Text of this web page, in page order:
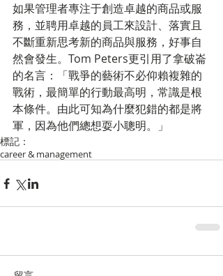
如果管理者專注于創造卓越的商品或服
務，並聘用卓越的員工來設計、落實且
不斷重新思考新的商品與服務，好事自
然會發生。Tom Peters更引用了拿破崙
的名言：「戰爭的藝術不必仰賴複雜的
戰術，最簡單的行動最高明，常識是根
本條件。由此可知為什麼犯錯的都是將
軍，因為他們總想耍小聰明。」
標記：
career & management